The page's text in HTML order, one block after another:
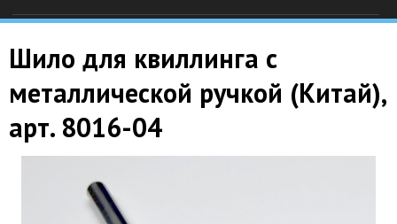
Шило для квиллинга с
металлической ручкой (Китай),
арт. 8016-04